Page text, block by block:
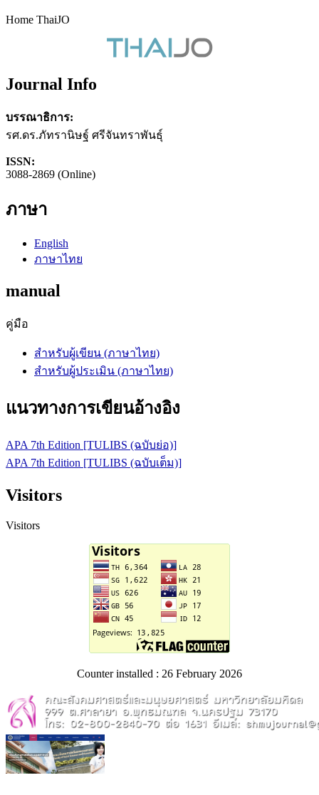
Home ThaiJO
Journal Info
บรรณาธิการ:
รศ.ดร.ภัทรานิษฐ์ ศรีจันทราพันธุ์
ISSN:
3088-2869 (Online)
ภาษา
English
ภาษาไทย
manual
คู่มือ
สำหรับผู้เขียน (ภาษาไทย)
สำหรับผู้ประเมิน (ภาษาไทย)
แนวทางการเขียนอ้างอิง
APA 7th Edition [TULIBS (ฉบับย่อ)]
APA 7th Edition [TULIBS (ฉบับเต็ม)]
Visitors
Visitors
Counter installed : 26 February 2026